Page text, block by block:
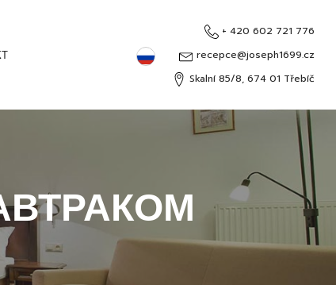
Русский
Čeština
English
+ 420 602 721 776
recepce@joseph1699.cz
Skalní 85/8, 674 01 Třebíč